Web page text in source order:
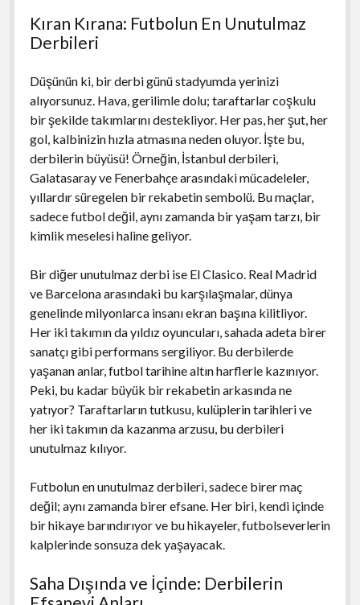
Kıran Kırana: Futbolun En Unutulmaz
Derbileri
Düşünün ki, bir derbi günü stadyumda yerinizi
alıyorsunuz. Hava, gerilimle dolu; taraftarlar coşkulu
bir şekilde takımlarını destekliyor. Her pas, her şut, her
gol, kalbinizin hızla atmasına neden oluyor. İşte bu,
derbilerin büyüsü! Örneğin, İstanbul derbileri,
Galatasaray ve Fenerbahçe arasındaki mücadeleler,
yıllardır süregelen bir rekabetin sembolü. Bu maçlar,
sadece futbol değil, aynı zamanda bir yaşam tarzı, bir
kimlik meselesi haline geliyor.
Bir diğer unutulmaz derbi ise El Clasico. Real Madrid
ve Barcelona arasındaki bu karşılaşmalar, dünya
genelinde milyonlarca insanı ekran başına kilitliyor.
Her iki takımın da yıldız oyuncuları, sahada adeta birer
sanatçı gibi performans sergiliyor. Bu derbilerde
yaşanan anlar, futbol tarihine altın harflerle kazınıyor.
Peki, bu kadar büyük bir rekabetin arkasında ne
yatıyor? Taraftarların tutkusu, kulüplerin tarihleri ve
her iki takımın da kazanma arzusu, bu derbileri
unutulmaz kılıyor.
Futbolun en unutulmaz derbileri, sadece birer maç
değil; aynı zamanda birer efsane. Her biri, kendi içinde
bir hikaye barındırıyor ve bu hikayeler, futbolseverlerin
kalplerinde sonsuza dek yaşayacak.
Saha Dışında ve İçinde: Derbilerin